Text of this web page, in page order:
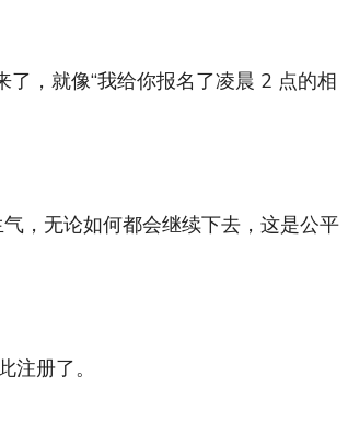
，就像“我给你报名了凌晨 2 点的相
，无论如何都会继续下去，这是公平
册了。